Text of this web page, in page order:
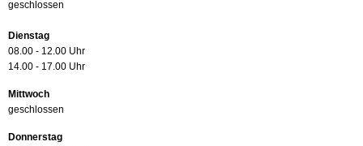
geschlossen
Dienstag
08.00 - 12.00 Uhr
14.00 - 17.00 Uhr
Mittwoch
geschlossen
Donnerstag